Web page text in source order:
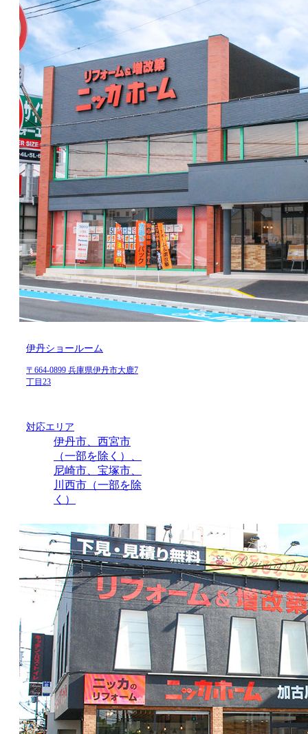
伊丹ショールーム
〒664-0899 兵庫県伊丹市大鹿7
丁目23
対応エリア
伊丹市、西宮市
（一部を除く）、
尼崎市、宝塚市、
川西市（一部を除
く）